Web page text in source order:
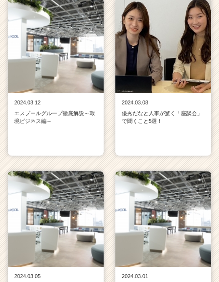
2024.03.12
エスプールグループ徹底解説～環
境ビジネス編～
2024.03.08
優秀だなと人事が驚く「座談会」
で聞くこと5選！
2024.03.05
2024.03.01